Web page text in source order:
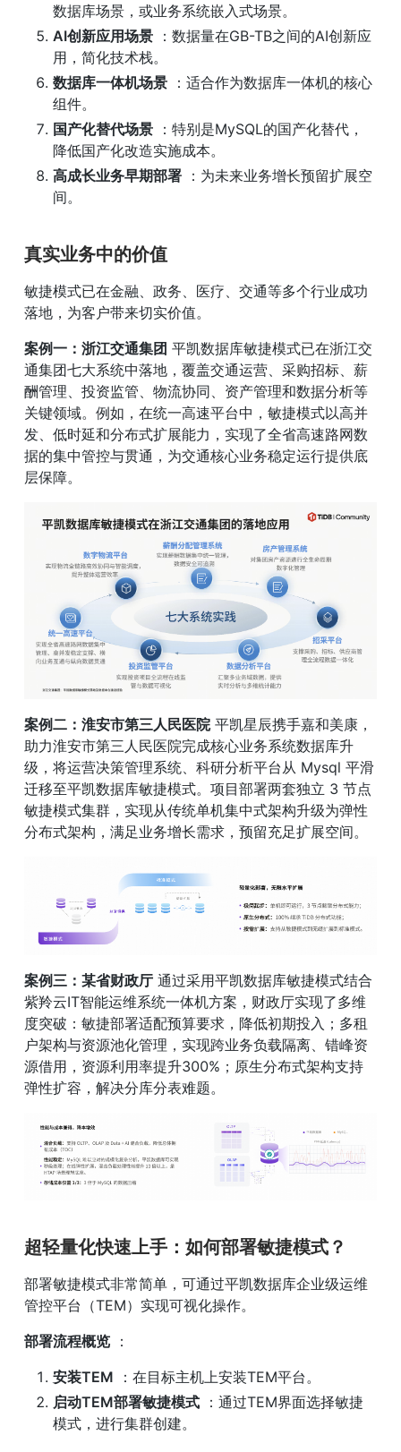
数据库场景，或业务系统嵌入式场景。
AI创新应用场景 ：数据量在GB-TB之间的AI创新应
用，简化技术栈。
数据库一体机场景 ：适合作为数据库一体机的核心
组件。
国产化替代场景 ：特别是MySQL的国产化替代，
降低国产化改造实施成本。
高成长业务早期部署 ：为未来业务增长预留扩展空
间。
真实业务中的价值
敏捷模式已在金融、政务、医疗、交通等多个行业成功
落地，为客户带来切实价值。
案例一：浙江交通集团 平凯数据库敏捷模式已在浙江交
通集团七大系统中落地，覆盖交通运营、采购招标、薪
酬管理、投资监管、物流协同、资产管理和数据分析等
关键领域。例如，在统一高速平台中，敏捷模式以高并
发、低时延和分布式扩展能力，实现了全省高速路网数
据的集中管控与贯通，为交通核心业务稳定运行提供底
层保障。
案例二：淮安市第三人民医院 平凯星辰携手嘉和美康，
助力淮安市第三人民医院完成核心业务系统数据库升
级，将运营决策管理系统、科研分析平台从 Mysql 平滑
迁移至平凯数据库敏捷模式。项目部署两套独立 3 节点
敏捷模式集群，实现从传统单机集中式架构升级为弹性
分布式架构，满足业务增长需求，预留充足扩展空间。
案例三：某省财政厅 通过采用平凯数据库敏捷模式结合
紫羚云IT智能运维系统一体机方案，财政厅实现了多维
度突破：敏捷部署适配预算要求，降低初期投入；多租
户架构与资源池化管理，实现跨业务负载隔离、错峰资
源借用，资源利用率提升300%；原生分布式架构支持
弹性扩容，解决分库分表难题。
超轻量化快速上手：如何部署敏捷模式？
部署敏捷模式非常简单，可通过平凯数据库企业级运维
管控平台（TEM）实现可视化操作。
部署流程概览 ：
安装TEM ：在目标主机上安装TEM平台。
启动TEM部署敏捷模式 ：通过TEM界面选择敏捷
模式，进行集群创建。